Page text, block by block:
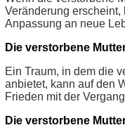
Veränderung
Anpassung an neue
Die verstorbene
Ein Traum, in dem die
anbietet, kann auf den
Frieden mit der
Die verstorbene